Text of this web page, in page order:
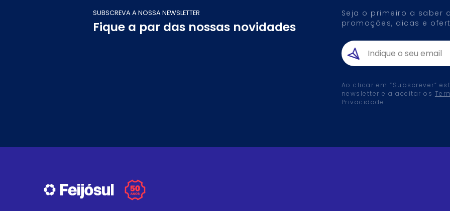
SUBSCREVA A NOSSA NEWSLETTER
Fique a par das nossas novidades
Seja o primeiro a saber
promoções, dicas e
Ao clicar em “Subscrever”
newsletter e a aceitar os
Privacidade.